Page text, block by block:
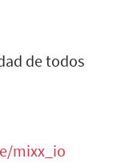
de todos
mixx_io